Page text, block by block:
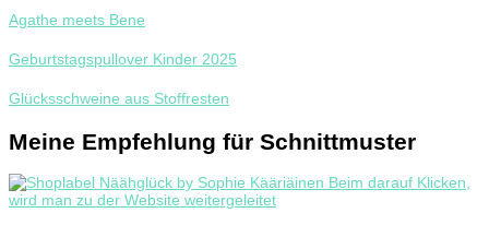
Agathe meets Bene
Geburtstagspullover Kinder 2025
Glücksschweine aus Stoffresten
Meine Empfehlung für Schnittmuster